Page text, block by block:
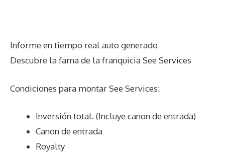
Informe en tiempo real auto generado
Descubre la fama de la franquicia See Services
Condiciones para montar See Services:
Inversión total. (Incluye canon de entrada)
Canon de entrada
Royalty